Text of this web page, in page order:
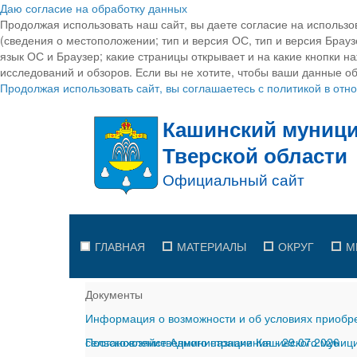
Даю согласие на обработку данных
Продолжая использовать наш сайт, вы даете согласие на
(сведения о местоположении; тип и версия ОС, тип и версия
язык ОС и Браузер; какие страницы открывает и на какие кнопки
исследований и обзоров. Если вы не хотите, чтобы ваши данные
Продолжая использовать сайт, вы соглашаетесь с политикой в
ГЛАВНАЯ МАТЕРИАЛЫ ОКРУГ
Документы
Информация о возможности и об условиях
сельскохозяйственного назначения-29.07.2026
Постановление Администрации Кашинского